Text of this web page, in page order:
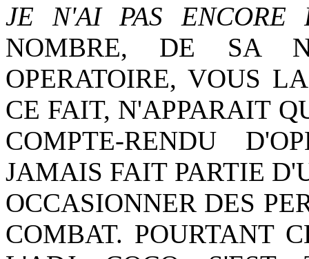
JE N'AI PAS ENCORE
NOMBRE, DE SA
OPERATOIRE, VOUS
CE FAIT, N'APPARAIT
COMPTE-RENDU
JAMAIS FAIT PARTIE
OCCASIONNER DES
COMBAT. POURTANT